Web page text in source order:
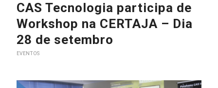
CAS Tecnologia participa de
Workshop na CERTAJA – Dia
28 de setembro
EVENTOS